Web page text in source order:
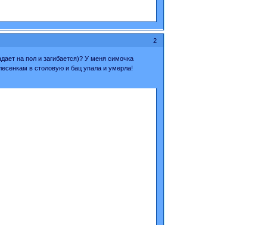
2
на пол и загибается)? У меня симочка
в столовую и бац упала и умерла!